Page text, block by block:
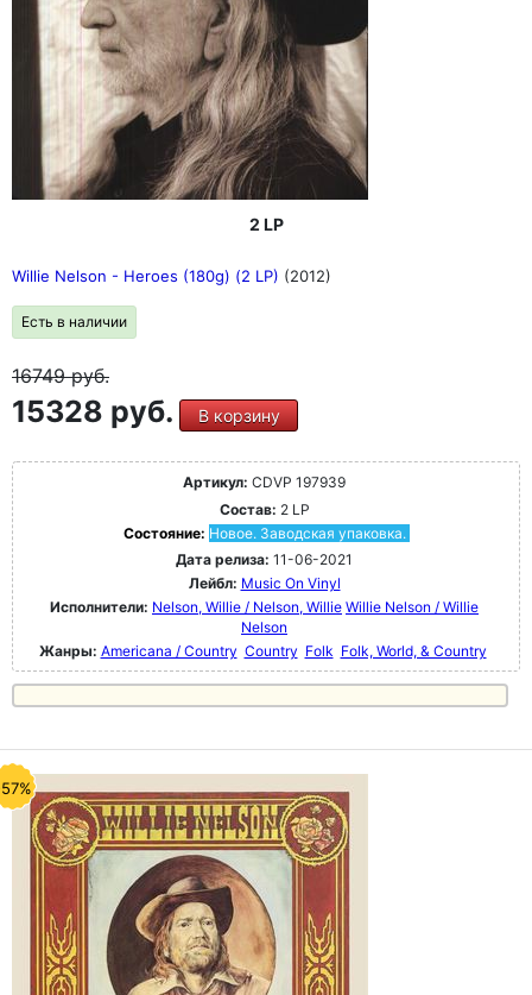
2 LP
Willie Nelson - Heroes (180g) (2 LP) (2012)
Есть в наличии
16749руб.
15328 руб. В корзину
Артикул: CDVP 197939
Состав: 2 LP
Состояние: Новое. Заводская упаковка.
Дата релиза: 11-06-2021
Лейбл: Music On Vinyl
Исполнители: Nelson, Willie / Nelson, Willie Willie Nelson / Willie
Nelson
Жанры: Americana / Country Country Folk Folk, World, & Country